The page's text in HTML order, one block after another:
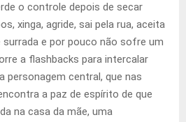
o controle depois de secar
xinga, agride, sai pela rua, aceita
e por pouco não sofre um
a flashbacks para intercalar
personagem central, que nas
a paz de espírito de que
na casa da mãe, uma